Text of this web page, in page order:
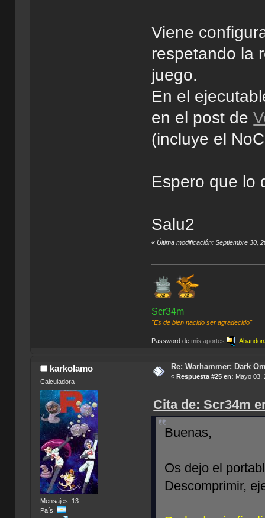
Viene
respetando la
juego.
En el
en el post de
(incluye el
Espero que lo
Salu2
«Última modificación: Septiembre 30,
Scr34m
"Es de bien nacido ser agradecido"
Password demis aportes :
karkolamo
Calculadora
Mensajes: 13
País:
Re: Warhammer: Dark
« Respuesta #25 en: Mayo 03,
Cita de: Scr34m
Buenas,
Os dejo el
Descomprimir,